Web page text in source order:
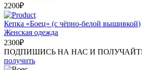
2200₽
Кепка «Боец» (с чёрно-белой вышивкой)
Женская одежда
2300₽
ПОДПИШИСЬ НА НАС И
получить